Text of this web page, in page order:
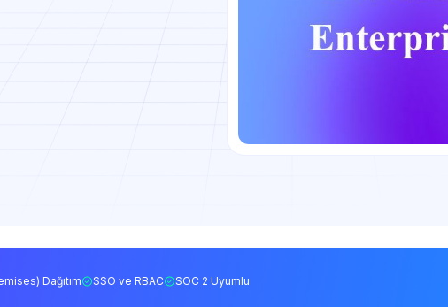
Dağıtım SSO ve RBAC SOC 2 Uyumlu